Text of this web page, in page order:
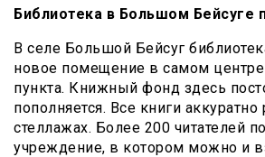
Библиотека в Большом Бейсуге
В селе Большой Бейсуг
новое помещение в самом центре
пункта. Книжный фонд здесь
пополняется. Все книги
стеллажах. Более 200 читателей
учреждение, в котором можно и